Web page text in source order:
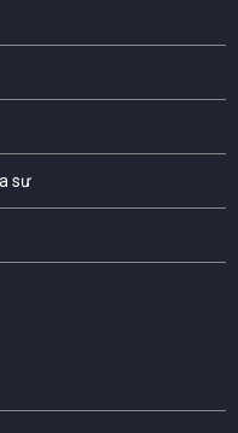
sư